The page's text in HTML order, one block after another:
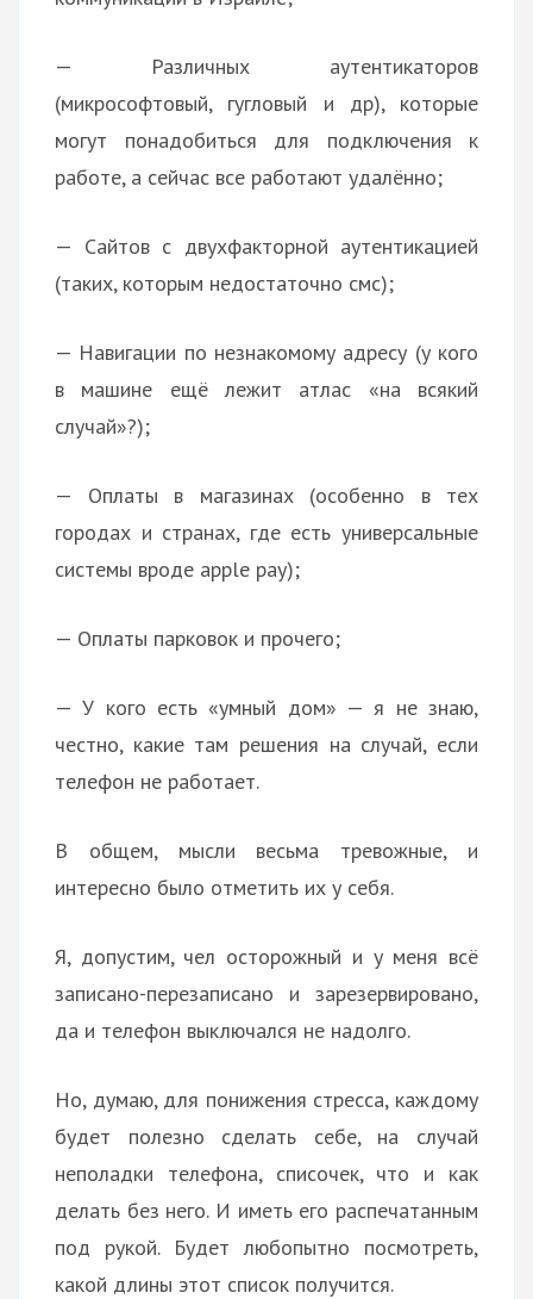
— Различных аутентикаторов
(микрософтовый, гугловый и др), которые
могут понадобиться для подключения к
работе, а сейчас все работают удалённо;
— Сайтов с двухфакторной аутентикацией
(таких, которым недостаточно смс);
— Навигации по незнакомому адресу (у кого
в машине ещё лежит атлас «на всякий
случай»?);
— Оплаты в магазинах (особенно в тех
городах и странах, где есть универсальные
системы вроде apple pay);
— Оплаты парковок и прочего;
— У кого есть «умный дом» — я не знаю,
честно, какие там решения на случай, если
телефон не работает.
В общем, мысли весьма тревожные, и
интересно было отметить их у себя.
Я, допустим, чел осторожный и у меня всё
записано-перезаписано и зарезервировано,
да и телефон выключался не надолго.
Но, думаю, для понижения стресса, каждому
будет полезно сделать себе, на случай
неполадки телефона, списочек, что и как
делать без него. И иметь его распечатанным
под рукой. Будет любопытно посмотреть,
какой длины этот список получится.